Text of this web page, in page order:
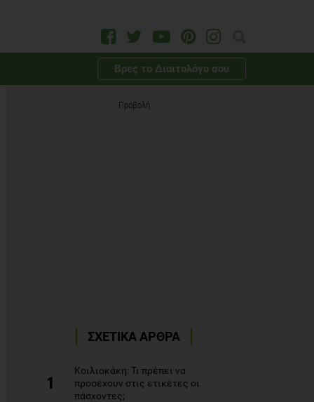
Βρες το Διαιτολόγο σου
Προβολή
ΣΧΕΤΙΚΑ ΑΡΘΡΑ
1
Κοιλιοκάκη: Τι πρέπει να
προσέχουν στις ετικέτες οι
πάσχοντες;